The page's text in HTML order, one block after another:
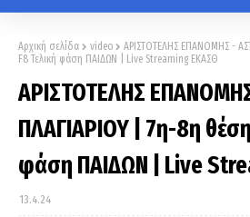
Αρχική σελίδα video
ΑΡΙΣΤΟΤΕΛΗΣ ΕΠΑΝΟΜΗΣ -
F8 Τελική φάση ΠΑΙΔΩΝ | Live Streaming ΕΚΑΣΘ
ΑΡΙΣΤΟΤΕΛΗΣ
ΠΛΑΓΙΑΡΙΟΥ | 7η-8η
φάση ΠΑΙΔΩΝ | Live
13.4.24